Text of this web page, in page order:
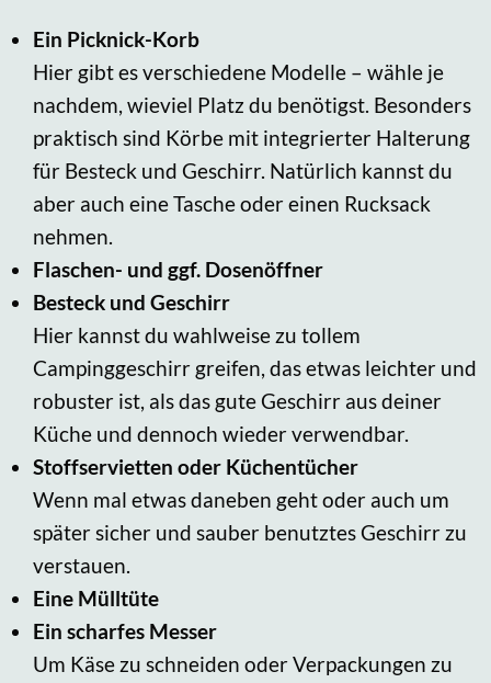
Ein Picknick-Korb
Hier gibt es verschiedene Modelle – wähle je
nachdem, wieviel Platz du benötigst. Besonders
praktisch sind Körbe mit integrierter Halterung
für Besteck und Geschirr. Natürlich kannst du
aber auch eine Tasche oder einen Rucksack
nehmen.
Flaschen- und ggf. Dosenöffner
Besteck und Geschirr
Hier kannst du wahlweise zu tollem
Campinggeschirr greifen, das etwas leichter und
robuster ist, als das gute Geschirr aus deiner
Küche und dennoch wieder verwendbar.
Stoffservietten oder Küchentücher
Wenn mal etwas daneben geht oder auch um
später sicher und sauber benutztes Geschirr zu
verstauen.
Eine Mülltüte
Ein scharfes Messer
Um Käse zu schneiden oder Verpackungen zu